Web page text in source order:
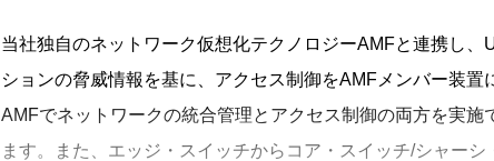
当社独自のネットワーク仮想化テクノロジーAMFと連携し
ションの脅威情報を基に、アクセス制御をAMFメンバー装置
AMFでネットワークの統合管理とアクセス制御の両方を実
ます。また、エッジ・スイッチからコア・スイッチ/シャー